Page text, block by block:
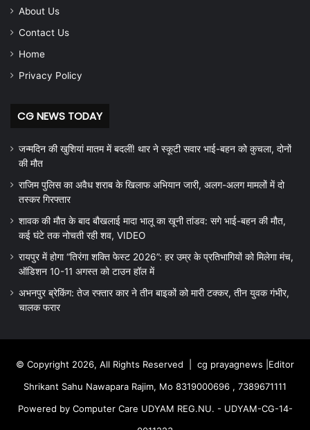
About Us
Contact Us
Home
Privacy Policy
CG NEWS TODAY
जन्मदिन की खुशियां मातम में बदलीं! थार ने स्कूटी सवार भाई-बहन को कुचला, दोनों
की मौत
राजिम पुलिस का अवैध शराब के खिलाफ अभियान जारी, अलग-अलग मामलों में दो
तस्कर गिरफ्तार
शावक की मौत के बाद बौखलाई मादा भालू का खूनी तांडव: सगे भाई-बहन की मौत,
कई घंटे तक नोचती रही शव, VIDEO
रायपुर में होगा “तिरंगा शक्ति फेस्ट 2026”: हर उम्र के प्रतिभागियों को मिलेगा मंच,
ऑडिशन 10-11 अगस्त को टाउन हॉल में
अभनपुर ब्रेकिंग: तेज रफ्तार कार ने तीन बाइकों को मारी टक्कर, तीन युवक गंभीर,
चालक फरार
© Copyright 2026, All Rights Reserved | cg prayagnews |Editor
Shrikant Sahu Nawapara Rajim, Mo 8319000696 , 7389671111
Powered by Computer Care UDYAM REG.NU. - UDYAM-CG-14-